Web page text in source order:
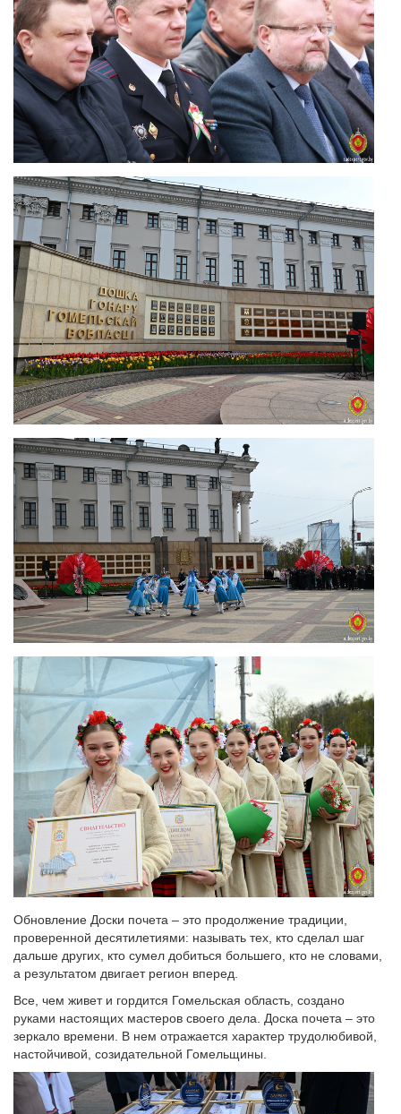
Обновление Доски почета – это продолжение традиции,
проверенной десятилетиями: называть тех, кто сделал шаг
дальше других, кто сумел добиться большего, кто не словами,
а результатом двигает регион вперед.
Все, чем живет и гордится Гомельская область, создано
руками настоящих мастеров своего дела. Доска почета – это
зеркало времени. В нем отражается характер трудолюбивой,
настойчивой, созидательной Гомельщины.